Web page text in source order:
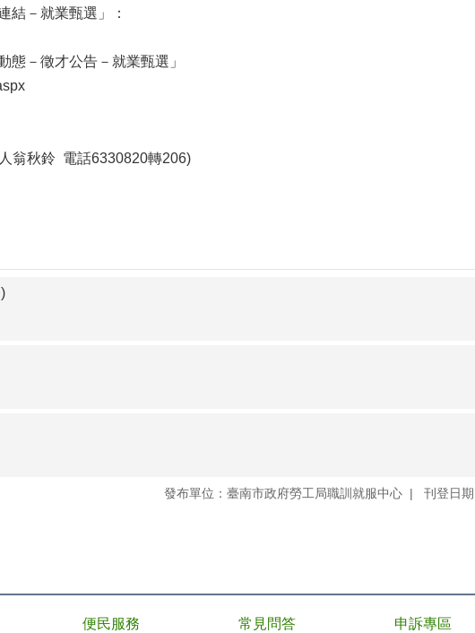
結－就業甄選」：
－徵才公告－就業甄選」
翁秋鈴 電話6330820轉206)
發布單位：臺南市政府勞工局職訓就服中心 刊登日
便民服務 常見問答 申訴專區